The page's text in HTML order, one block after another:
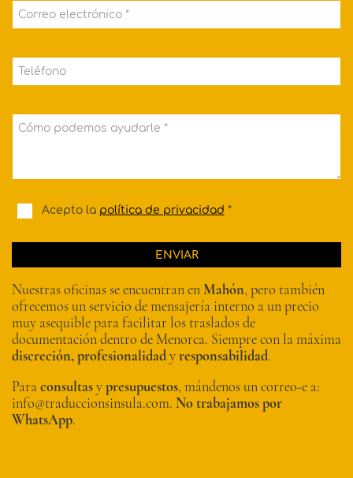
Correo electrónico *
Teléfono
Cómo podemos ayudarle *
Acepto la política de privacidad *
ENVIAR
Nuestras oficinas se encuentran enMahón, pero también
ofrecemos un servicio de mensajería interno a un precio
muy asequible para facilitar los traslados de
documentación dentro de Menorca. Siempre con la máxima
discreción, profesionalidadyresponsabilidad.
Para consultasypresupuestos, mándenos un correo-e a:
info@traduccionsinsula.com. No trabajamos por
WhatsApp.